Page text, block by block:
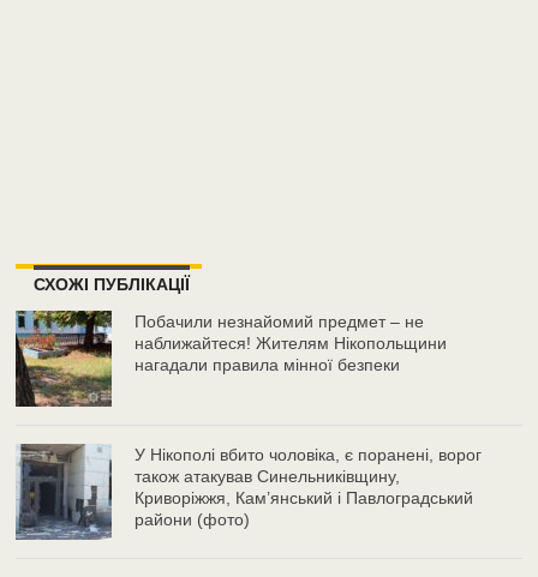
СХОЖІ ПУБЛІКАЦІЇ
Побачили незнайомий предмет – не
наближайтеся! Жителям Нікопольщини
нагадали правила мінної безпеки
У Нікополі вбито чоловіка, є поранені, ворог
також атакував Синельниківщину,
Криворіжжя, Кам’янський і Павлоградський
райони (фото)